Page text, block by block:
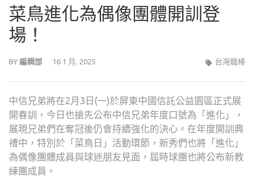
菜鳥進化為偶像團體開訓登
場！
BY 編輯部 16 1 月, 2025 台灣職棒
中信兄弟將在2月3日(一)於屏東中國信託公益園區正式展
開春訓，今日也搶先公布中信兄弟年度口號為「進化」，
展現兄弟們在奪冠後仍會持續強化的決心。在年度開訓典
禮中，特別於「菜鳥日」活動環節，新秀們也將「進化」
為偶像團體成員與球迷朋友見面，屆時球團也將公布新教
練團成員。